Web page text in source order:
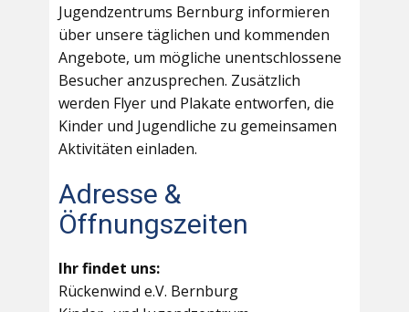
Jugendzentrums Bernburg informieren
über unsere täglichen und kommenden
Angebote, um mögliche unentschlossene
Besucher anzusprechen. Zusätzlich
werden Flyer und Plakate entworfen, die
Kinder und Jugendliche zu gemeinsamen
Aktivitäten einladen.
Adresse &
Öffnungszeiten
Ihr findet uns:
Rückenwind e.V. Bernburg